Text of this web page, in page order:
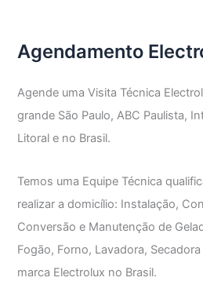
Agendamento
Agende uma Visita Técnica
grande São Paulo, ABC Paulista,
Litoral e no Brasil.
Temos uma Equipe Técnica
realizar a domicílio: Instalação,
Conversão e Manutenção de
Fogão, Forno, Lavadora,
marca Electrolux no Brasil.